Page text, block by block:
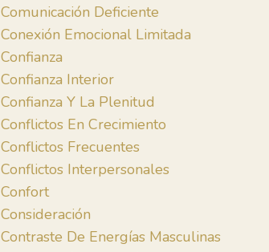
Comunicación Deficiente
Conexión Emocional Limitada
Confianza
Confianza Interior
Confianza Y La Plenitud
Conflictos En Crecimiento
Conflictos Frecuentes
Conflictos Interpersonales
Confort
Consideración
Contraste De Energías Masculinas